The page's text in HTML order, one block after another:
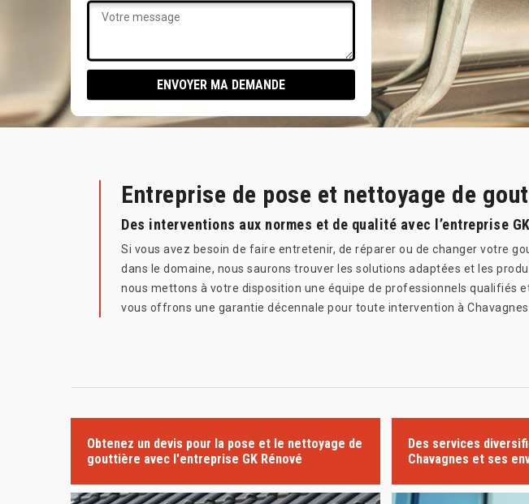
Entreprise de pose et nettoyage de
Des interventions aux normes et de qualité avec l’entreprise
Si vous avez besoin de faire entretenir, de réparer ou de changer votre
dans le domaine, nous saurons trouver les solutions adaptées et les
nous mettons à votre disposition une équipe de professionnels qualifiés
vous offrons une garantie décennale pour toute intervention à
Obtenez un devis pour la pose et le nettoyage de
gouttière avec l'entreprise GK Rénové
Des services
Chavagnes et ses